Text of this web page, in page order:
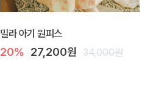
밀라 아기 원피스
20% 27,200원 34,000원